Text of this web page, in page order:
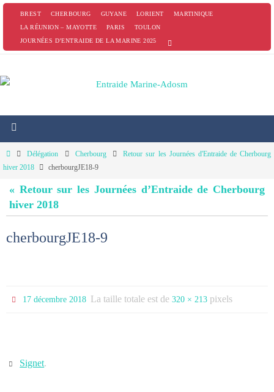
PasserBREST CHERBOURG GUYANE LORIENT
MARTINIQUE
LA RÉUNION – MAYOTTE
PARIS
TOULON
JOURNÉES D’ENTRAIDE DE LA MARINE 2025
HomeDélégation Cherbourg
Retour sur les Journées d'Entraide de Cherbourg
hiver 2018
cherbourgJE18-9
« Retour sur les Journées d’Entraide de Cherbourg
hiver 2018
cherbourgJE18-9
17 décembre 2018 La taille totale est de320 × 213 pixels
Signet.